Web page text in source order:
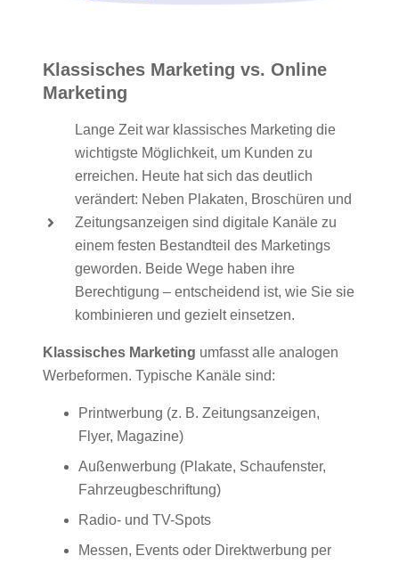
Klassisches Marketing vs. Online
Marketing
Lange Zeit war klassisches Marketing die
wichtigste Möglichkeit, um Kunden zu
erreichen. Heute hat sich das deutlich
verändert: Neben Plakaten, Broschüren und
Zeitungsanzeigen sind digitale Kanäle zu
einem festen Bestandteil des Marketings
geworden. Beide Wege haben ihre
Berechtigung – entscheidend ist, wie Sie sie
kombinieren und gezielt einsetzen.
Klassisches Marketing umfasst alle analogen
Werbeformen. Typische Kanäle sind:
Printwerbung (z. B. Zeitungsanzeigen,
Flyer, Magazine)
Außenwerbung (Plakate, Schaufenster,
Fahrzeugbeschriftung)
Radio- und TV-Spots
Messen, Events oder Direktwerbung per